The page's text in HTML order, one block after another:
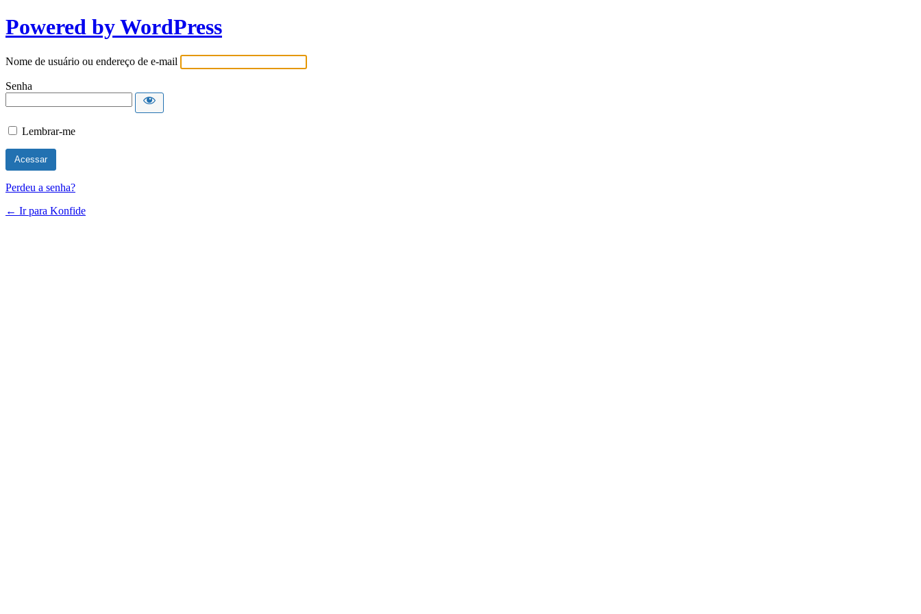
Powered by WordPress
Nome de usuário ou endereço de e-mail
Senha
Lembrar-me
Perdeu a senha?
← Ir para Konfide